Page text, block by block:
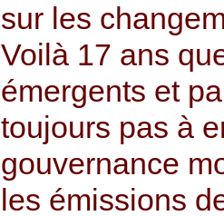
sur les
Voilà 17 ans
émergents et
toujours pas à
gouvernance
les émissions